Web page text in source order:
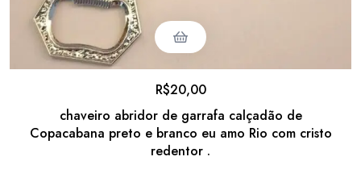
chaveiro abridor de garrafa calçadão de
Copacabana preto e branco eu amo Rio com cristo
redentor .
R$20,00